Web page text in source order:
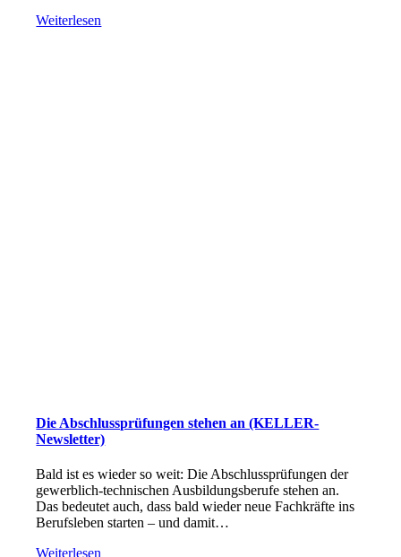
Weiterlesen
Die Abschlussprüfungen stehen an (KELLER-
Newsletter)
Bald ist es wieder so weit: Die Abschlussprüfungen der
gewerblich-technischen Ausbildungsberufe stehen an.
Das bedeutet auch, dass bald wieder neue Fachkräfte ins
Berufsleben starten – und damit…
Weiterlesen